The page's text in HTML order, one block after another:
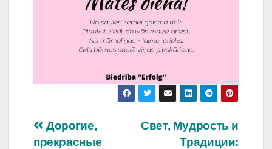
Навигация
Свет, Мудрость и
Традиции:
Дорогие,
прекрасные